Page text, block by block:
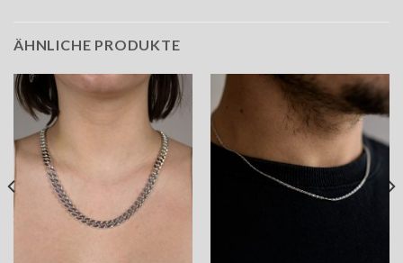
ÄHNLICHE PRODUKTE